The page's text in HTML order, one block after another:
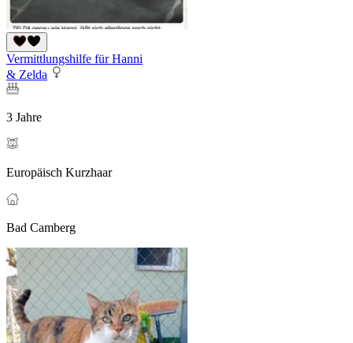
Vermittlungshilfe für Hanni
& Zelda
3 Jahre
Europäisch Kurzhaar
Bad Camberg